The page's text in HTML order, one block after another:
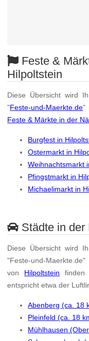
Feste &
Hilpoltstein
Diese Übersicht wird
"Feste-und-Maerkte.de"
Feste & Märkte in der
Burgfest in
Ostermarkt in
Weihnachtsmarkt
Pfingstmarkt in
Michaelimarkt in
Städte in der
Diese Übersicht wird
"Feste-und-
von Hilpoltstein finden
entspricht etwa der
Abenberg (ca. 18
Pleinfeld (ca. 18
Mühlhausen